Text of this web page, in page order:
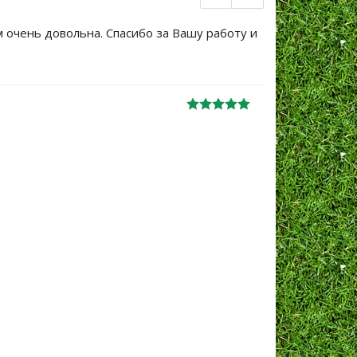
очень довольна. Спасибо за Вашу работу и
Большое
уже не
Жанна
06.10.2024